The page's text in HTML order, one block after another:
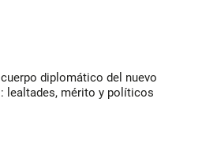
diplomático del nuevo
lealtades, mérito y políticos